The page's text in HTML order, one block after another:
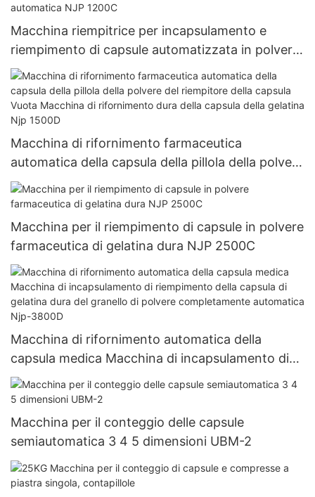
Macchina riempitrice per incapsulamento e
riempimento di capsule automatizzata in polvere
farmaceutica completamente automatica NJP
1200C
Macchina di rifornimento farmaceutica
automatica della capsula della pillola della polvere
del riempitore della capsula Vuota Macchina di
rifornimento dura della capsula della gelatina Njp
1500D
Macchina per il riempimento di capsule in polvere
farmaceutica di gelatina dura NJP 2500C
Macchina di rifornimento automatica della
capsula medica Macchina di incapsulamento di
riempimento della capsula di gelatina dura del
granello di polvere completamente automatica
Njp-3800D
Macchina per il conteggio delle capsule
semiautomatica 3 4 5 dimensioni UBM-2